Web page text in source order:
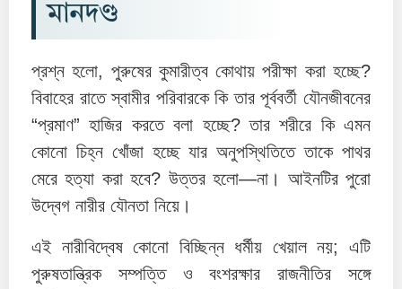
মানদণ্ড
প্রশ্ন হলো, পুরুষের কুমারীত্ব কোথায় পরীক্ষা করা হচ্ছে?
বিবাহের রাতে স্বামীর পরিবারকে কি তার পূর্ববর্তী যৌনজীবনের
“প্রমাণ” হাজির করতে বলা হচ্ছে? তার শরীরে কি এমন
কোনো চিহ্ন খোঁজা হচ্ছে যার অনুপস্থিতিতে তাকে পাথর
মেরে হত্যা করা হবে? উত্তর হলো—না। আইনটির পুরো
উদ্বেগ নারীর যৌনতা নিয়ে।
এই নারীবিদ্বেষ কোনো বিচ্ছিন্ন ধর্মীয় খেয়াল নয়; এটি
পুরুষতান্ত্রিক সম্পত্তি ও বংশরক্ষার রাজনীতির সঙ্গে